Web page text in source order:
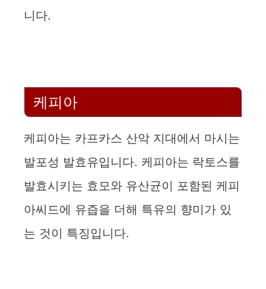
니다.
케피아
케피아는 카프카스 산악 지대에서 마시는
발포성 발효유입니다. 케피아는 락토스를
발효시키는 효모와 유산균이 포함된 케피
아씨드에 유즙을 더해 특유의 향미가 있
는 것이 특징입니다.